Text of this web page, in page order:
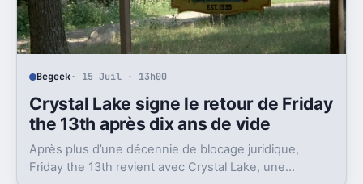
Begeek· 15 Juil · 13h00
Crystal Lake signe le retour de Friday
the 13th après dix ans de vide
Après plus d’une décennie de blocage juridique,
Friday the 13th revient avec Crystal Lake, une